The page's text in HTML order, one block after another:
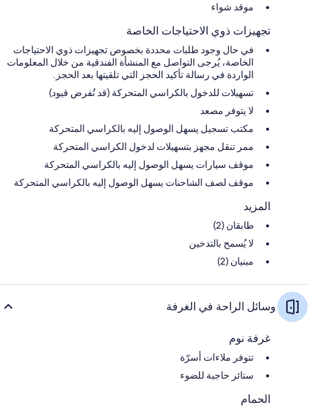
موقد شواء
تجهيزات ذوي الاحتياجات الخاصة
في حال وجود طلبات محددة بخصوص تجهيزات ذوي الاحتياجات
الخاصة، يُرجى التواصل مع المنشأة الفندقية من خلال المعلومات
الواردة في رسالة تأكيد الحجز التي تلقيتها بعد الحجز.
تسهيلات للدخول بالكراسي المتحركة (قد تُفرض قيود)
لا يتوفر مصعد
مكتب تسجيل يسهل الوصول إليه بالكراسي المتحركة
ممر تنقل مجهز بتسهيلات لدخول الكراسي المتحركة
موقف سيارات يسهل الوصول إليه بالكراسي المتحركة
موقف لصف الشاحنات يسهل الوصول إليه بالكراسي المتحركة
المزيد
طابقان (2)
لا يُسمح بالتدخين
مبنيان (2)
وسائل الراحة في الغرفة
غرفة نوم
تتوفر ملاءات أسرّة
ستائر حاجبة للضوء
الحمام